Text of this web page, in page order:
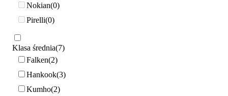
Nokian 0
Pirelli 0
Klasa średnia 7
Falken 2
Hankook 3
Kumho 2